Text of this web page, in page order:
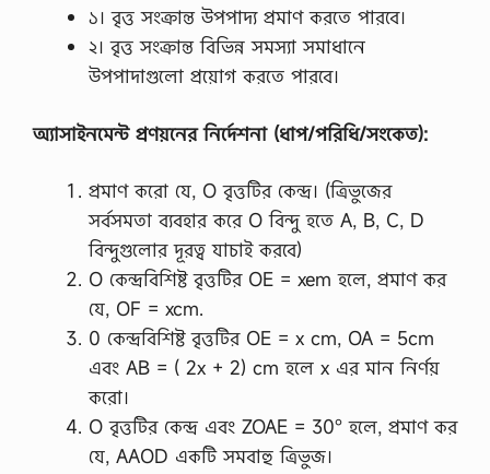
১। বৃত্ত সংক্রান্ত উপপাদ্য প্রমাণ করতে পারবে।
২। বৃত্ত সংক্রান্ত বিভিন্ন সমস্যা সমাধানে
উপপাদাগুলো প্রয়োগ করতে পারবে।
অ্যাসাইনমেন্ট প্রণয়নের নির্দেশনা (ধাপ/পরিধি/সংকেত):
প্রমাণ করো যে, O বৃত্তটির কেন্দ্র। (ত্রিভুজের
সর্বসমতা ব্যবহার করে O বিন্দু হতে A, B, C, D
বিন্দুগুলোর দূরত্ব যাচাই করবে)
O কেন্দ্রবিশিষ্ট বৃত্তটির OE = xem হলে, প্রমাণ কর
যে, OF = xcm.
0 কেন্দ্রবিশিষ্ট বৃত্তটির OE = x cm, OA = 5cm
এবং AB = ( 2x + 2) cm হলে x এর মান নির্ণয়
করো।
O বৃত্তটির কেন্দ্র এবং ZOAE = 30° হলে, প্রমাণ কর
যে, AAOD একটি সমবাহু ত্রিভুজ।